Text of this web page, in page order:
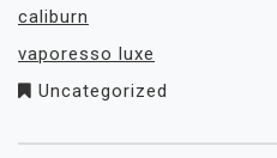
caliburn
vaporesso luxe
Uncategorized